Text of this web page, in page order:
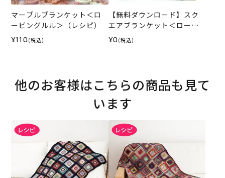
マーブルブランケット＜ロ
ービングルル＞（レシピ）
¥110 (税込)
【無料ダウンロード】スク
エアブランケット＜ロービ
ングルル＞（レシピ）
¥0 (税込)
他のお客様はこちらの商品も見て
います